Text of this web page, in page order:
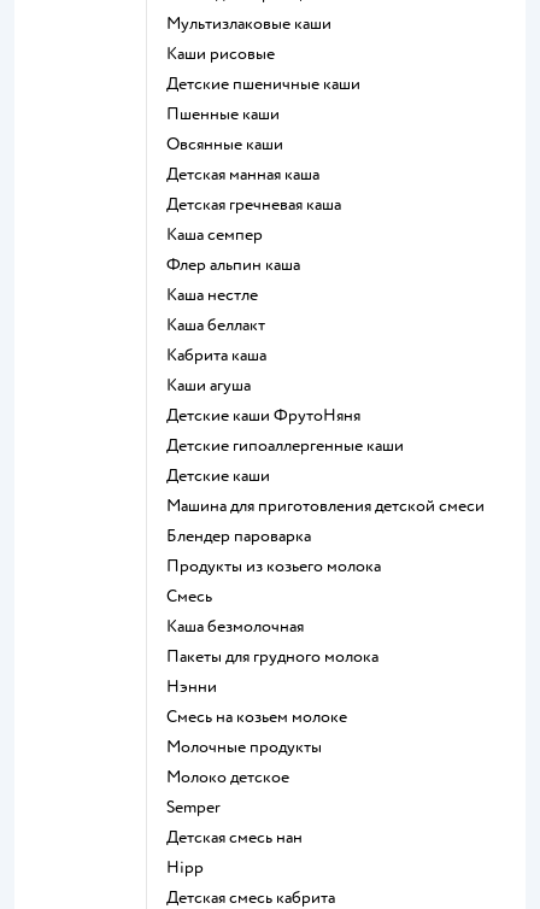
Мультизлаковые каши
Каши рисовые
Детские пшеничные каши
Пшенные каши
овсянные каши
детская манная каша
детская гречневая каша
каша семпер
флер альпин каша
каша нестле
каша беллакт
кабрита каша
каши агуша
Детские каши ФрутоНяня
Детские гипоаллергенные каши
детские каши
машина для приготовления детской смеси
блендер пароварка
продукты из козьего молока
смесь
каша безмолочная
пакеты для грудного молока
нэнни
смесь на козьем молоке
молочные продукты
молоко детское
semper
детская смесь нан
hipp
детская смесь кабрита